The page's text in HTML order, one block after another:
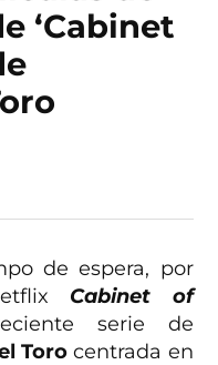
‘Cabinet
de espera, por
Cabinet of
serie de
Toro centrada en